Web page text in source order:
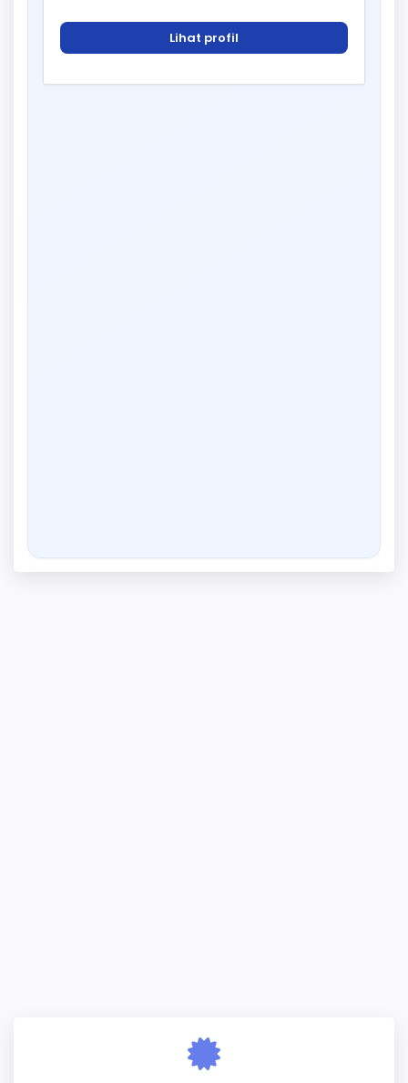
Lihat profil